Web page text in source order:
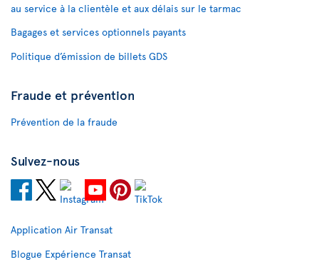
au service à la clientèle et aux délais sur le tarmac
Bagages et services optionnels payants
Politique d’émission de billets GDS
Fraude et prévention
Prévention de la fraude
Suivez-nous
Application Air Transat
Blogue Expérience Transat